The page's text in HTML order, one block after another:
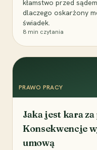
kłamstwo przed
dlaczego oskarżony
świadek.
8 min czytania
PRAWO PRACY
Jaka jest kara za
Konsekwencje
umową